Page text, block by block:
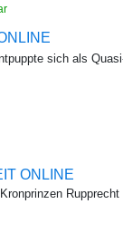
sich als
ONLINE